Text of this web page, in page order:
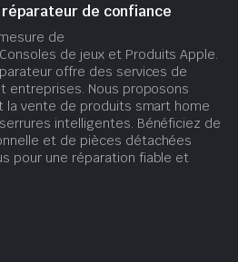
de confiance
de
de jeux et Produits Apple.
offre des services de
entreprises. Nous proposons
la vente de produits smart home
intelligentes. Bénéficiez de
et de pièces détachées
pour une réparation fiable et